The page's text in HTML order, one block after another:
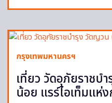
กรุงเทพมหานครฯ
เที่ยว วัดอุภัยราชบ
น้อย แรร์ไอเท็มแห่